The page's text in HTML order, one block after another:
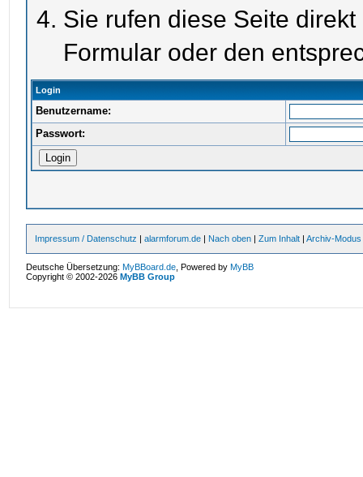
Sie rufen diese Seite
Formular oder den
Login
Benutzername:
Passwort:
Impressum / Datenschutz |alarmforum.de | Nach oben |Zum Inhalt |Archiv-Modus
Deutsche Übersetzung:MyBBoard.de , Powered byMyBB
Copyright © 2002-2026MyBB Group